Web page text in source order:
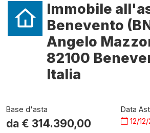
Immobile
Benevento
Angelo
82100
Italia
Base d'asta
da € 314.390,00
Data
12/